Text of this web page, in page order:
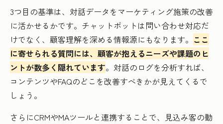
3つ目の基準は、対話データをマーケティング施策の改善
に活かせるかです。チャットボットは問い合わせ対応だ
けでなく、顧客理解を深める情報源にもなります。 ここ
に寄せられる質問には、顧客が抱えるニーズや課題のヒ
ントが数多く隠れています。対話のログを分析すれば、
コンテンツやFAQのどこを改善すべきかが見えてくるで
しょう。
さらにCRMやMAツールと連携することで、見込み客の動